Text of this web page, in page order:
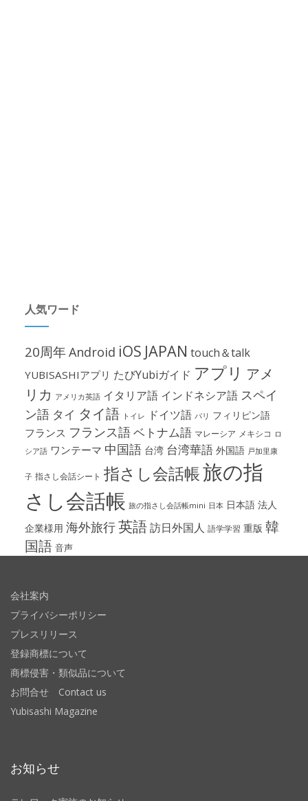
人気ワード
20周年Android iOS JAPAN touch＆talk
YUBISASHIアプリ たびYubiガイド アプリ アメ
リカ アメリカ英語 イタリア語 インドネシア語 スペイ
ン語 タイ タイ語 トイレ ドイツ語 パリ フィリピン語
フランス フランス語ベトナム語 マレーシア メキシコ ロ
シア語 ワンテーマ 中国語 台湾 台湾華語 外国語 戸加里康
子 指さし会話シート 指さし会話帳旅の指
さし会話帳 旅の指さし会話帳mini 日本 日本語 法人
企業様用 海外旅行英語訪日外国人 語学学習 重版 韓
国語 音声
会社案内
プライバシーポリシー
プレスリリース
登録商標について
商標侵害・類似品について
お問合せ Contact us
Yubisashi Magazine
お知らせ